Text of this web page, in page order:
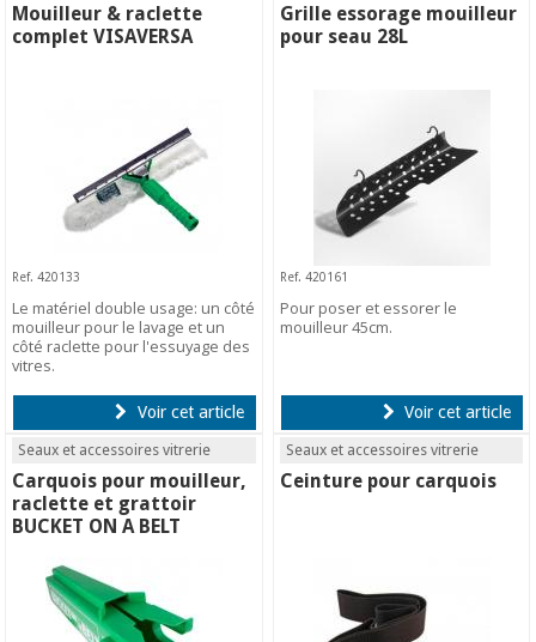
Mouilleur & raclette
complet VISAVERSA
Ref. 420133
Le matériel double usage: un côté
mouilleur pour le lavage et un
côté raclette pour l'essuyage des
vitres.
Voir cet article
Grille essorage mouilleur
pour seau 28L
Ref. 420161
Pour poser et essorer le
mouilleur 45cm.
Voir cet article
Seaux et accessoires vitrerie
Carquois pour mouilleur,
raclette et grattoir
BUCKET ON A BELT
Seaux et accessoires vitrerie
Ceinture pour carquois